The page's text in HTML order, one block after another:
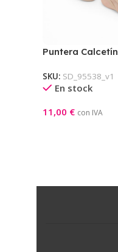
Puntera
SKU: SD_95538_v1
En stock
11,00 € con IVA